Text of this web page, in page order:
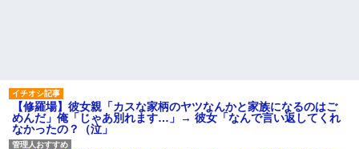
私「初めて飲む味だけどなん
のお茶？」彼「ちっ！」私「」
【GIF】JSのカンチョーワロ
タ
【修羅場】彼女親「カスな家柄のヤツなんかと家族になるのはご
めんだ」俺「じゃあ別れます…」→ 彼女「なんで言い返してくれ
なかったの？（泣」